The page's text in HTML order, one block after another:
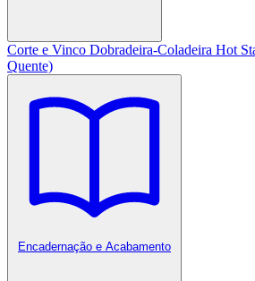
Corte e Vinco Dobradeira-Coladeira Hot
Quente)
Encadernação e Acabamento